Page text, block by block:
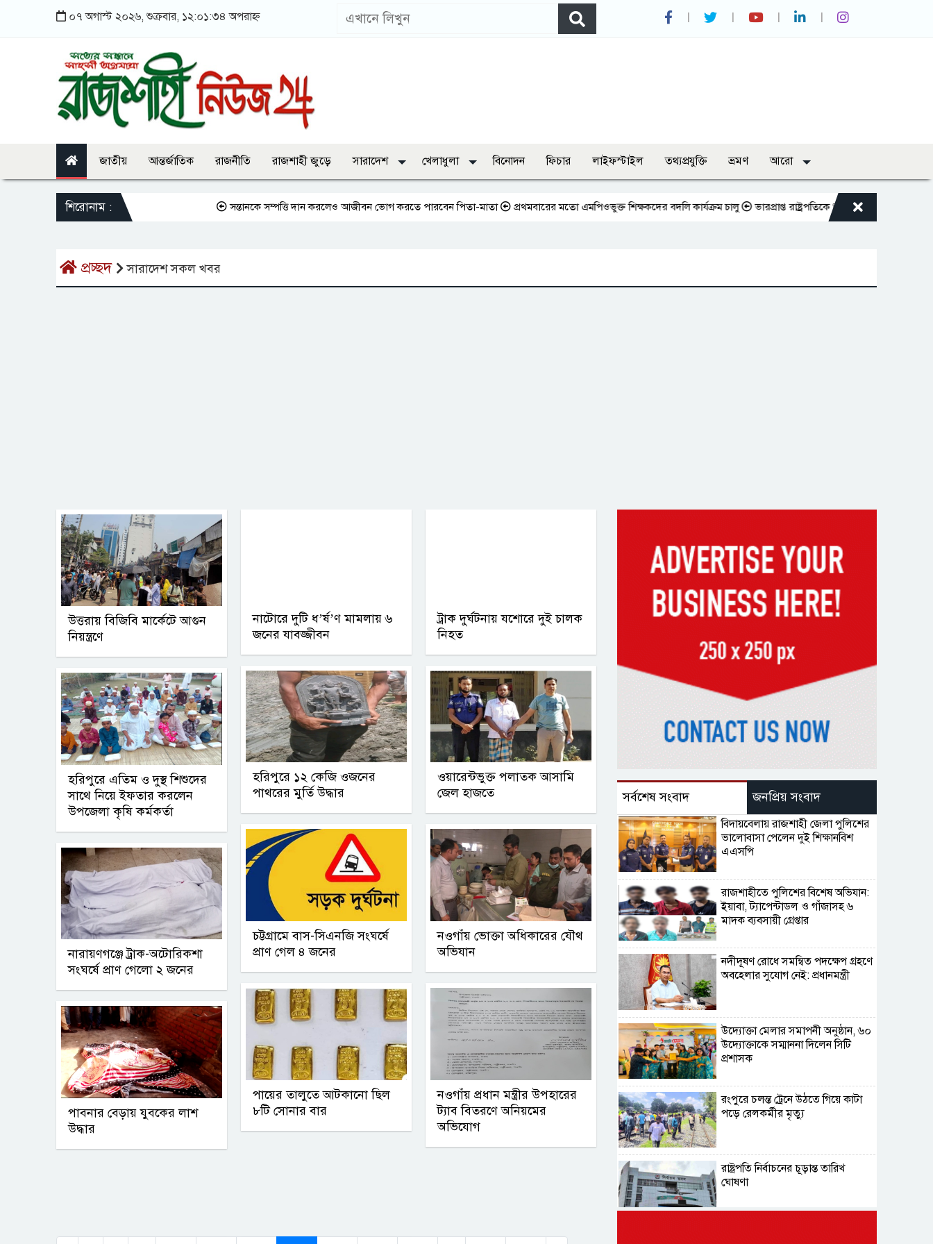
০৭ অগাস্ট ২০২৬, শুক্রবার, ১২:০১:৩৪ অপরাহ্ন
জাতীয় আন্তর্জাতিক রাজনীতি রাজশাহী জুড়ে সারাদেশ খেলাধুলা বিনোদন ফিচার লাইফস্টাইল তথ্যপ্রযুক্তি ভ্রমণ আরো
শিরোনাম : সন্তানকে সম্পত্তি দান করলেও আজীবন ভোগ করতে পারবেন পিতা-মাতা প্রথমবারের মতো এমপিওভুক্ত শিক্ষকদের বদলি কার্যক্রম চালু ভারপ্রাপ্ত রাষ্ট্রপতিকে শুভেচ্ছা জানালেন রাসিক
প্রচ্ছদ সারাদেশ সকল খবর
উত্তরায় বিজিবি মার্কেটে আগুন
নিয়ন্ত্রণে
হরিপুরে এতিম ও দুস্থ শিশুদের
সাথে নিয়ে ইফতার করলেন
উপজেলা কৃষি কর্মকর্তা
নারায়ণগঞ্জে ট্রাক-অটোরিকশা
সংঘর্ষে প্রাণ গেলো ২ জনের
পাবনার বেড়ায় যুবকের লাশ
উদ্ধার
নাটোরে দুটি ধ’র্ষ’ণ মামলায় ৬
জনের যাবজ্জীবন
হরিপুরে ১২ কেজি ওজনের
পাথরের মুর্তি উদ্ধার
চট্টগ্রামে বাস-সিএনজি সংঘর্ষে
প্রাণ গেল ৪ জনের
পায়ের তালুতে আটকানো ছিল
৮টি সোনার বার
ট্রাক দুর্ঘটনায় যশোরে দুই চালক
নিহত
ওয়ারেন্টভুক্ত পলাতক আসামি
জেল হাজতে
নওগাঁয় ভোক্তা অধিকারের যৌথ
অভিযান
নওগাঁয় প্রধান মন্ত্রীর উপহারের
ট্যাব বিতরণে অনিয়মের
অভিযোগ
সর্বশেষ সংবাদ জনপ্রিয় সংবাদ
বিদায়বেলায় রাজশাহী জেলা পুলিশের
ভালোবাসা পেলেন দুই শিক্ষানবিশ
এএসপি
রাজশাহীতে পুলিশের বিশেষ অভিযান:
ইয়াবা, ট্যাপেন্টাডল ও গাঁজাসহ ৬
মাদক ব্যবসায়ী গ্রেপ্তার
নদীদূষণ রোধে সমন্বিত পদক্ষেপ গ্রহণে
অবহেলার সুযোগ নেই: প্রধানমন্ত্রী
উদ্যোক্তা মেলার সমাপনী অনুষ্ঠান, ৬০
উদ্যোক্তাকে সম্মাননা দিলেন সিটি
প্রশাসক
রংপুরে চলন্ত ট্রেনে উঠতে গিয়ে কাটা
পড়ে রেলকর্মীর মৃত্যু
রাষ্ট্রপতি নির্বাচনের চূড়ান্ত তারিখ
ঘোষণা